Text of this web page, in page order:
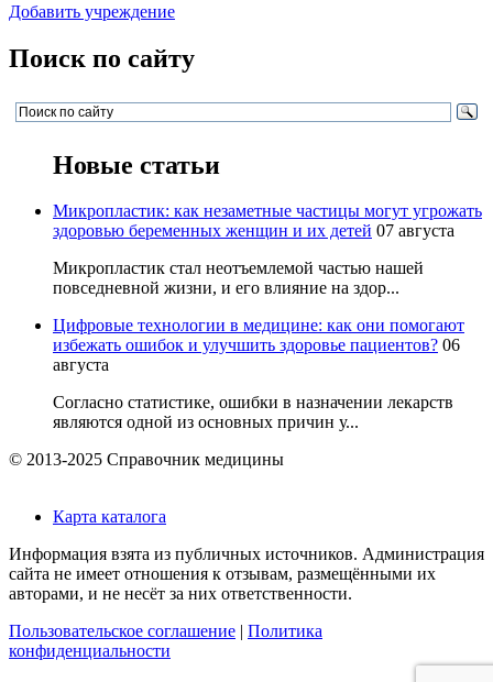
Добавить учреждение
Поиск по сайту
Новые статьи
Микропластик: как незаметные частицы могут угрожать
здоровью беременных женщин и их детей 07 августа
Микропластик стал неотъемлемой частью нашей
повседневной жизни, и его влияние на здор...
Цифровые технологии в медицине: как они помогают
избежать ошибок и улучшить здоровье пациентов? 06
августа
Согласно статистике, ошибки в назначении лекарств
являются одной из основных причин у...
© 2013-2025 Справочник медицины
Карта каталога
Информация взята из публичных источников. Администрация
сайта не имеет отношения к отзывам, размещёнными их
авторами, и не несёт за них ответственности.
Пользовательское соглашение
Политика
конфиденциальности